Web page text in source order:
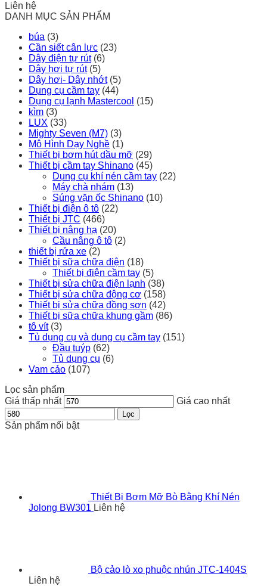
Liên hệ
DANH MỤC SẢN PHẨM
búa (3)
Cần siết cân lực (23)
Dây điện tự rút (6)
Dây hơi tự rút (5)
Dây hơi- Dây nhớt (5)
Dụng cụ cầm tay (44)
Dụng cụ lạnh Mastercool (15)
kìm (3)
LUX (33)
Mighty Seven (M7) (3)
Mô Hình Dạy Nghề (1)
Thiết bị bơm hút dầu mỡ (29)
Thiết bị cầm tay Shinano (45)
Dụng cụ khí nén cầm tay (22)
Máy chà nhám (13)
Súng vặn ốc Shinano (10)
Thiết bị điện ô tô (22)
Thiết bị JTC (466)
Thiết bị nâng hạ (20)
Cầu nâng ô tô (2)
thiết bị rửa xe (2)
Thiết bị sữa chữa điện (18)
Thiết bị điện cầm tay (5)
Thiết bị sửa chữa điện lạnh (38)
Thiết bị sửa chữa động cơ (158)
Thiết bị sửa chữa đồng sơn (42)
Thiết bị sữa chữa khung gầm (86)
tô vít (3)
Tủ dụng cụ và dụng cụ cầm tay (151)
Đầu tuýp (62)
Tủ dụng cụ (6)
Vam cảo (107)
Lọc sản phẩm
Giá thấp nhất
Giá cao nhất
Lọc
Sản phẩm nổi bật
Thiết Bị Bơm Mỡ Bò Bằng Khí Nén
Jolong BW301 Liên hệ
Bộ cảo lò xo phuộc nhún JTC-1404S
Liên hệ